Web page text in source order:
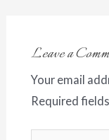
Leave a
Your email
Required